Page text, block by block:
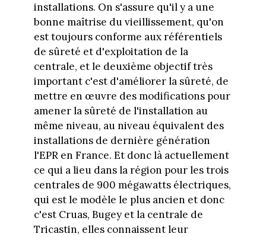
installations. On s'assure qu'il y a une
bonne maîtrise du vieillissement, qu'on
est toujours conforme aux référentiels
de sûreté et d'exploitation de la
centrale, et le deuxième objectif très
important c'est d'améliorer la sûreté, de
mettre en œuvre des modifications pour
amener la sûreté de l'installation au
même niveau, au niveau équivalent des
installations de dernière génération
l'EPR en France. Et donc là actuellement
ce qui a lieu dans la région pour les trois
centrales de 900 mégawatts électriques,
qui est le modèle le plus ancien et donc
c'est Cruas, Bugey et la centrale de
Tricastin, elles connaissent leur